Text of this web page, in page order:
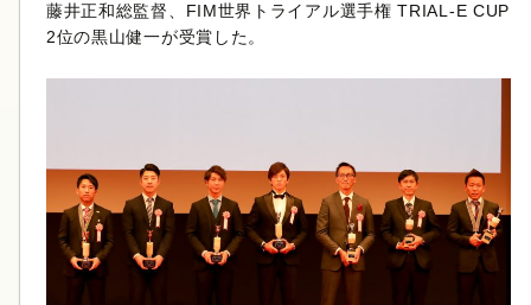
藤井正和総監督、FIM世界トライアル選手権 TRIAL-E CUP
2位の黒山健一が受賞した。